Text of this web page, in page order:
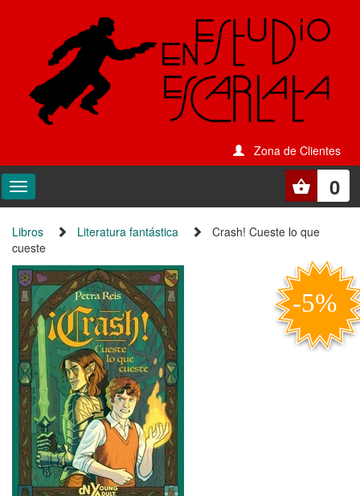
Zona de Clientes
0
Libros Literatura fantástica
Crash! Cueste lo que
cueste